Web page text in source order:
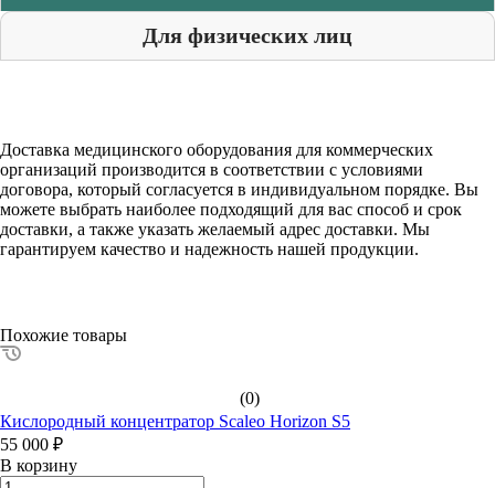
Для физических лиц
Доставка медицинского оборудования для коммерческих
организаций производится в соответствии с условиями
договора, который согласуется в индивидуальном порядке. Вы
можете выбрать наиболее подходящий для вас способ и срок
доставки, а также указать желаемый адрес доставки. Мы
гарантируем качество и надежность нашей продукции.
Похожие товары
(0)
Кислородный концентратор Scaleo Horizon S5
55 000 ₽
В корзину